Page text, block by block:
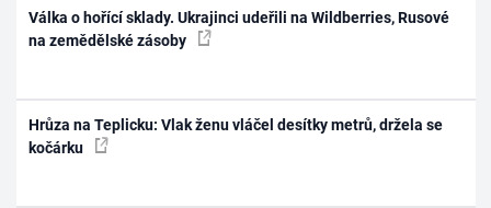
Válka o hořící sklady. Ukrajinci udeřili na Wildberries, Rusové
na zemědělské zásoby
Hrůza na Teplicku: Vlak ženu vláčel desítky metrů, držela se
kočárku